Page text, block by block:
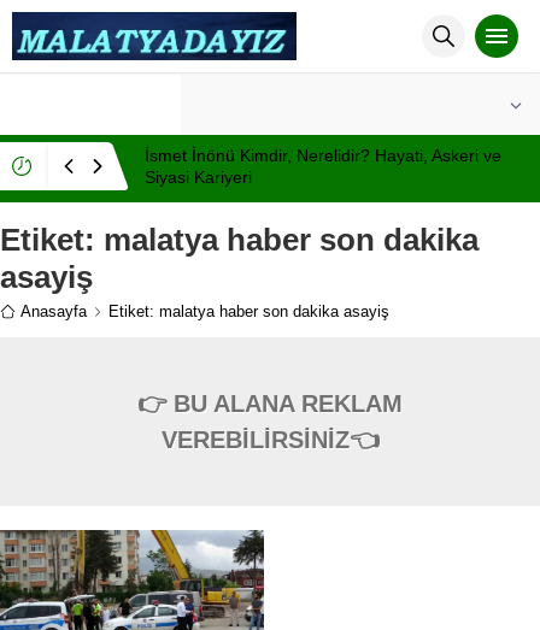
İsmet İnönü Kimdir, Nerelidir? Hayati, Askeri ve
Siyasi Kariyeri
Etiket: malatya haber son dakika
asayiş
Anasayfa Etiket: malatya haber son dakika asayiş
👉 BU ALANA REKLAM
VEREBİLİRSİNİZ👈